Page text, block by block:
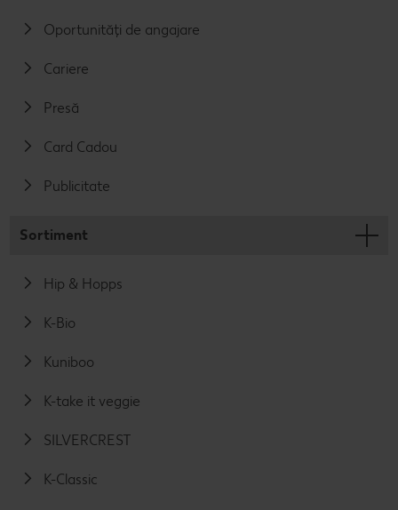
Oportunități de angajare
Cariere
Presă
Card Cadou
Publicitate
Sortiment
Hip & Hopps
K-Bio
Kuniboo
K-take it veggie
SILVERCREST
K-Classic